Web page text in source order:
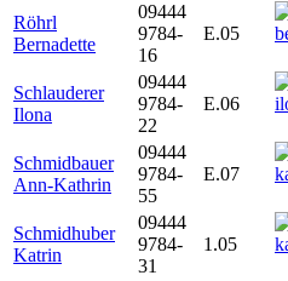
Röhrl
Bernadette
09444
9784-
16
E.05
Schlauderer
Ilona
09444
9784-
22
E.06
Schmidbauer
Ann-Kathrin
09444
9784-
55
E.07
Schmidhuber
Katrin
09444
9784-
31
1.05